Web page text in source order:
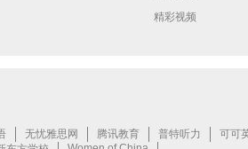
精彩视频